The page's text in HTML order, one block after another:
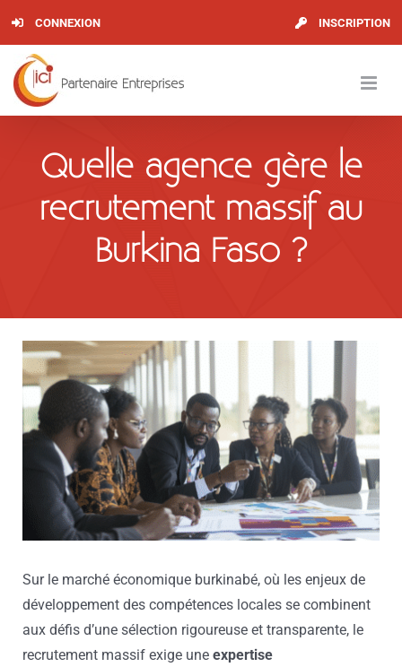
content
CONNEXION INSCRIPTION
Quelle agence gère le
recrutement massif au
Burkina Faso ?
Sur le marché économique burkinabé, où les enjeux de
développement des compétences locales se combinent
aux défis d’une sélection rigoureuse et transparente, le
recrutement massif exige une expertise